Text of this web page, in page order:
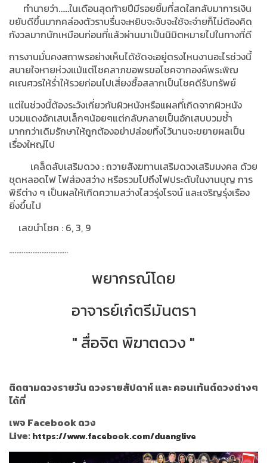
ทำนายว่า......ในเดือนสุดท้ายปีมีรอยยิ้มที่สดใสกลับมาการเงิน
ขยับดีขึ้นมากคล่องตัวราบรื่นจะหยิบจะจับจะใช้จะจ่ายก็ไม่ต้องคิด
กังวลมากนักเหมือนก่อนที่แล้วผ่านมาเป็นนิมิตหมายไปในทางที่ดี
การงานมั่นคงสถาพรอย่างเห็นได้ชัดจะอยู่ตรงไหนงานอะไรช่วงนี้
สบายใจหายห่วงแม้แต่โชคลาภขอพรขอโชคจากองค์พระพิฌ
คเณศวรให้ร่ำให้รวยก่อนไปเสี่ยงซื้อสลากเป็นโชคดีรับทรัพย์
แต่ในช่วงนี้ต้องระวังเกี่ยวกับผิวหนังหรือแผลที่เกิดจากผิวหนัง
บวมแดงอักเสบเล็กๆน้อยๆแต่กลับกลายเป็นอักเสบบวมช้ำ
มากกว่าเดิมรักษาให้ถูกต้องอย่าปล่อยทิ้งไว้นานจะขยายผลเป็น
เรื่องใหญ่ไป
เคล็ดลับเสริมดวง :ถวายสังฆทานเสริมดวงเสริมมงคล ด้วย
ชุดหลอดไฟ ไฟส่องสว่าง หรือรวมไปถึงไฟประดับในงานบุญ การ
พิธีต่าง ๆ เป็นผลให้เกิดความสว่างไสวรุ่งโรจน์ และเจริญรุ่งเรือง
ยิ่งขึ้นไป
เลขนำโชค : 6, 3, 9
.................................
พยากรณ์โดย
อาจารย์เก๋ตรีมันตรา
" สื่อจิต พิฆาตดวง "
ติดตามดวงรายวัน ดวงรายสัปดาห์ และ คอนเท้นต์ดวงต่างๆ
ได้ที่
เพจ Facebook ดวง
Live:https://www.facebook.com/duanglive